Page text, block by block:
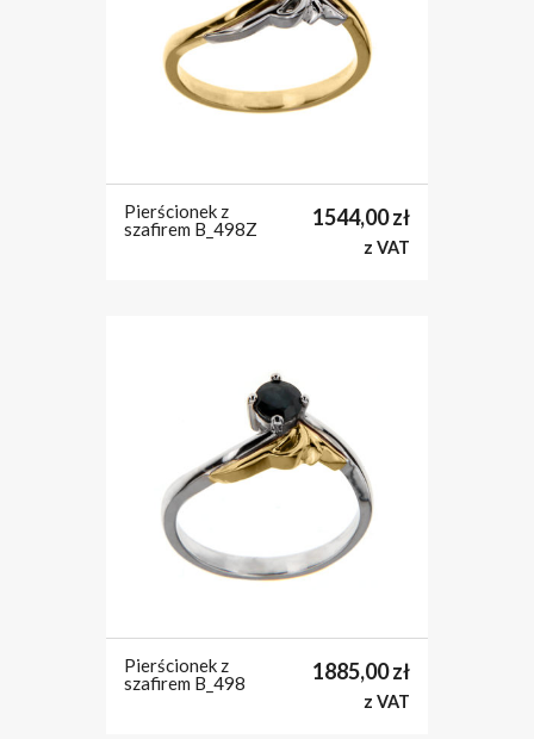
Pierścionek z
szafirem B_498Z
1544,00zł
z VAT
Pierścionek z
szafirem B_498
1885,00zł
z VAT